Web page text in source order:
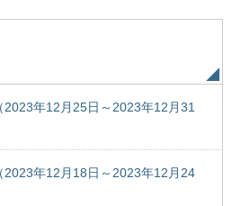
年12月25日～2023年12月31
2023年12月18日～2023年12月24